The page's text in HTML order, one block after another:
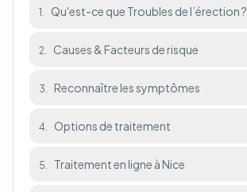
1. Qu'est-ce que Troubles de l’érection ?
2. Causes & Facteurs de risque
3. Reconnaître les symptômes
4. Options de traitement
5. Traitement en ligne à Nice